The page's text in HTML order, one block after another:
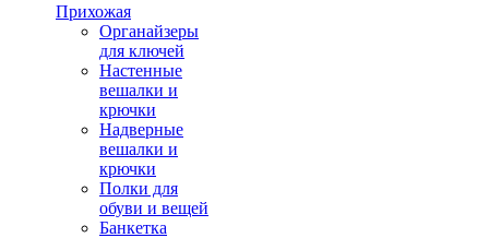
Прихожая
Органайзеры
для ключей
Настенные
вешалки и
крючки
Надверные
вешалки и
крючки
Полки для
обуви и вещей
Банкетка